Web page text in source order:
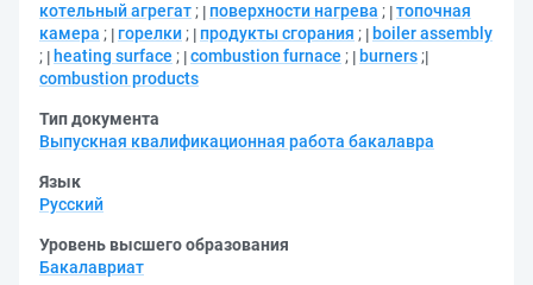
котельный агрегат ; поверхности нагрева ; топочная
камера ; горелки ; продукты сгорания ;
boiler assembly
;
heating surface ; combustion furnace ; burners ;
combustion products
Тип документа
Выпускная квалификационная работа бакалавра
Язык
Русский
Уровень высшего образования
Бакалавриат